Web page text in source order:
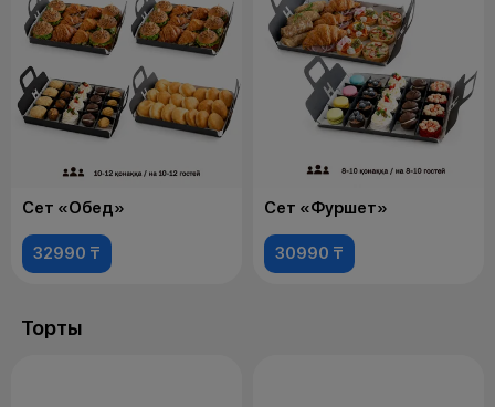
Сет «Обед»
32990 ₸
Сет «Фуршет»
30990 ₸
Торты